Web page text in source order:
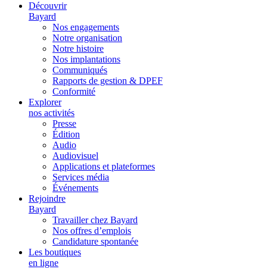
Découvrir
Bayard
Nos engagements
Notre organisation
Notre histoire
Nos implantations
Communiqués
Rapports de gestion & DPEF
Conformité
Explorer
nos activités
Presse
Édition
Audio
Audiovisuel
Applications et plateformes
Services média
Événements
Rejoindre
Bayard
Travailler chez Bayard
Nos offres d’emplois
Candidature spontanée
Les boutiques
en ligne